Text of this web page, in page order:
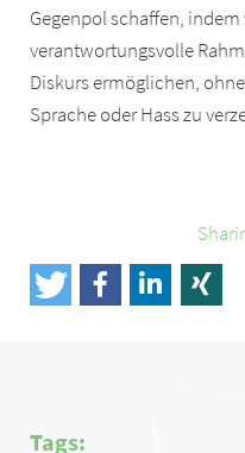
Gegenpol schaffen,
verantwortungsvolle
Diskurs ermöglichen,
Sprache oder Hass zu
Tags: